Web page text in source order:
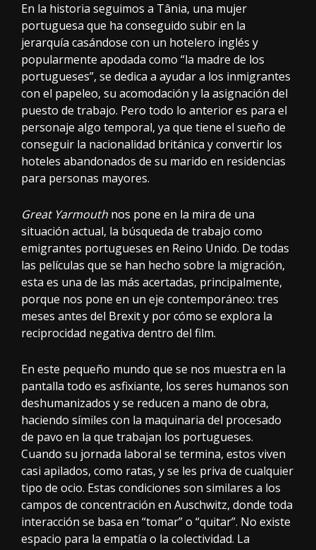
En la historia seguimos a Tânia, una mujer
portuguesa que ha conseguido subir en la
jerarquía casándose con un hotelero inglés y
popularmente apodada como “la madre de los
portugueses”, se dedica a ayudar a los inmigrantes
con el papeleo, su acomodación y la asignación del
puesto de trabajo. Pero todo lo anterior es para el
personaje algo temporal, ya que tiene el sueño de
conseguir la nacionalidad británica y convertir los
hoteles abandonados de su marido en residencias
para personas mayores.
Great Yarmouth nos pone en la mira de una
situación actual, la búsqueda de trabajo como
emigrantes portugueses en Reino Unido. De todas
las películas que se han hecho sobre la migración,
esta es una de las más acertadas, principalmente,
porque nos pone en un eje contemporáneo: tres
meses antes del Brexit y por cómo se explora la
reciprocidad negativa dentro del film.
En este pequeño mundo que se nos muestra en la
pantalla todo es asfixiante, los seres humanos son
deshumanizados y se reducen a mano de obra,
haciendo símiles con la maquinaria del procesado
de pavo en la que trabajan los portugueses.
Cuando su jornada laboral se termina, estos viven
casi apilados, como ratas, y se les priva de cualquier
tipo de ocio. Estas condiciones son similares a los
campos de concentración en Auschwitz, donde toda
interacción se basa en “tomar” o “quitar”. No existe
espacio para la empatía o la colectividad. La